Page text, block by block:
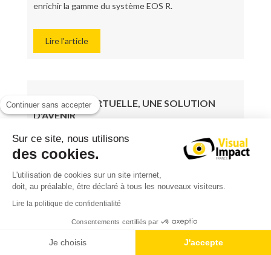
enrichir la gamme du système EOS R.
Lire l'article
LA RÉALITÉ VIRTUELLE, UNE SOLUTION
D'AVENIR
2323 Vues
En ces temps de confinement et de distanciation
innover. Pour Visual Impact France, la réalité virtuelle
Lire l'article
Continuer sans accepter
Sur ce site, nous utilisons
des cookies.
L'utilisation de cookies sur un site internet,
doit, au préalable, être déclaré à tous les nouveaux visiteurs.
Lire la politique de confidentialité
Consentements certifiés par
Je choisis J'accepte